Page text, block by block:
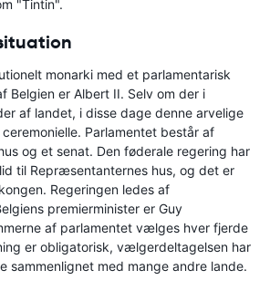
"Tintin".
monarki med et parlamentarisk
Belgien er Albert II. Selv om der i
af landet, i disse dage denne arvelige
Parlamentet består af
og et senat. Den føderale regering har
til Repræsentanternes hus, og det er
Regeringen ledes af
premierminister er Guy
af parlamentet vælges hver fjerde
er obligatorisk, vælgerdeltagelsen har
sammenlignet med mange andre lande.